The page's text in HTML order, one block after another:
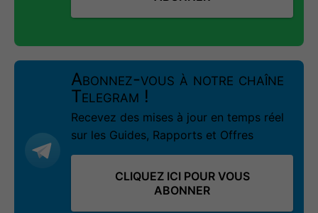
Abonnez-vous à notre chaîne
Telegram !
Recevez des mises à jour en temps réel
sur les Guides, Rapports et Offres
CLIQUEZ ICI POUR VOUS
ABONNER